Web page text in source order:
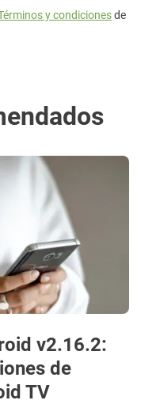
y condicionesde
v2.16.2:
de
TV